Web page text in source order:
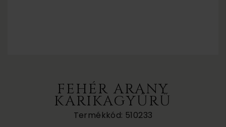
FEHÉR ARANY
KARIKAGYŰRŰ
Termékkód: 510233